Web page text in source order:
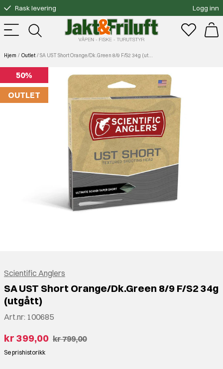
Rask levering
Gratis bytte
Fri frakt over 3000.-
Logg inn
Hjem Outlet SA UST Short Orange/Dk.Green 8/9 F/S2 34g (utgått)
50%
OUTLET
Scientific Anglers
SA UST Short Orange/Dk.Green 8/9 F/S2 34g
(utgått)
Art.nr: 100685
kr 399,00 kr 799,00
Se prishistorikk